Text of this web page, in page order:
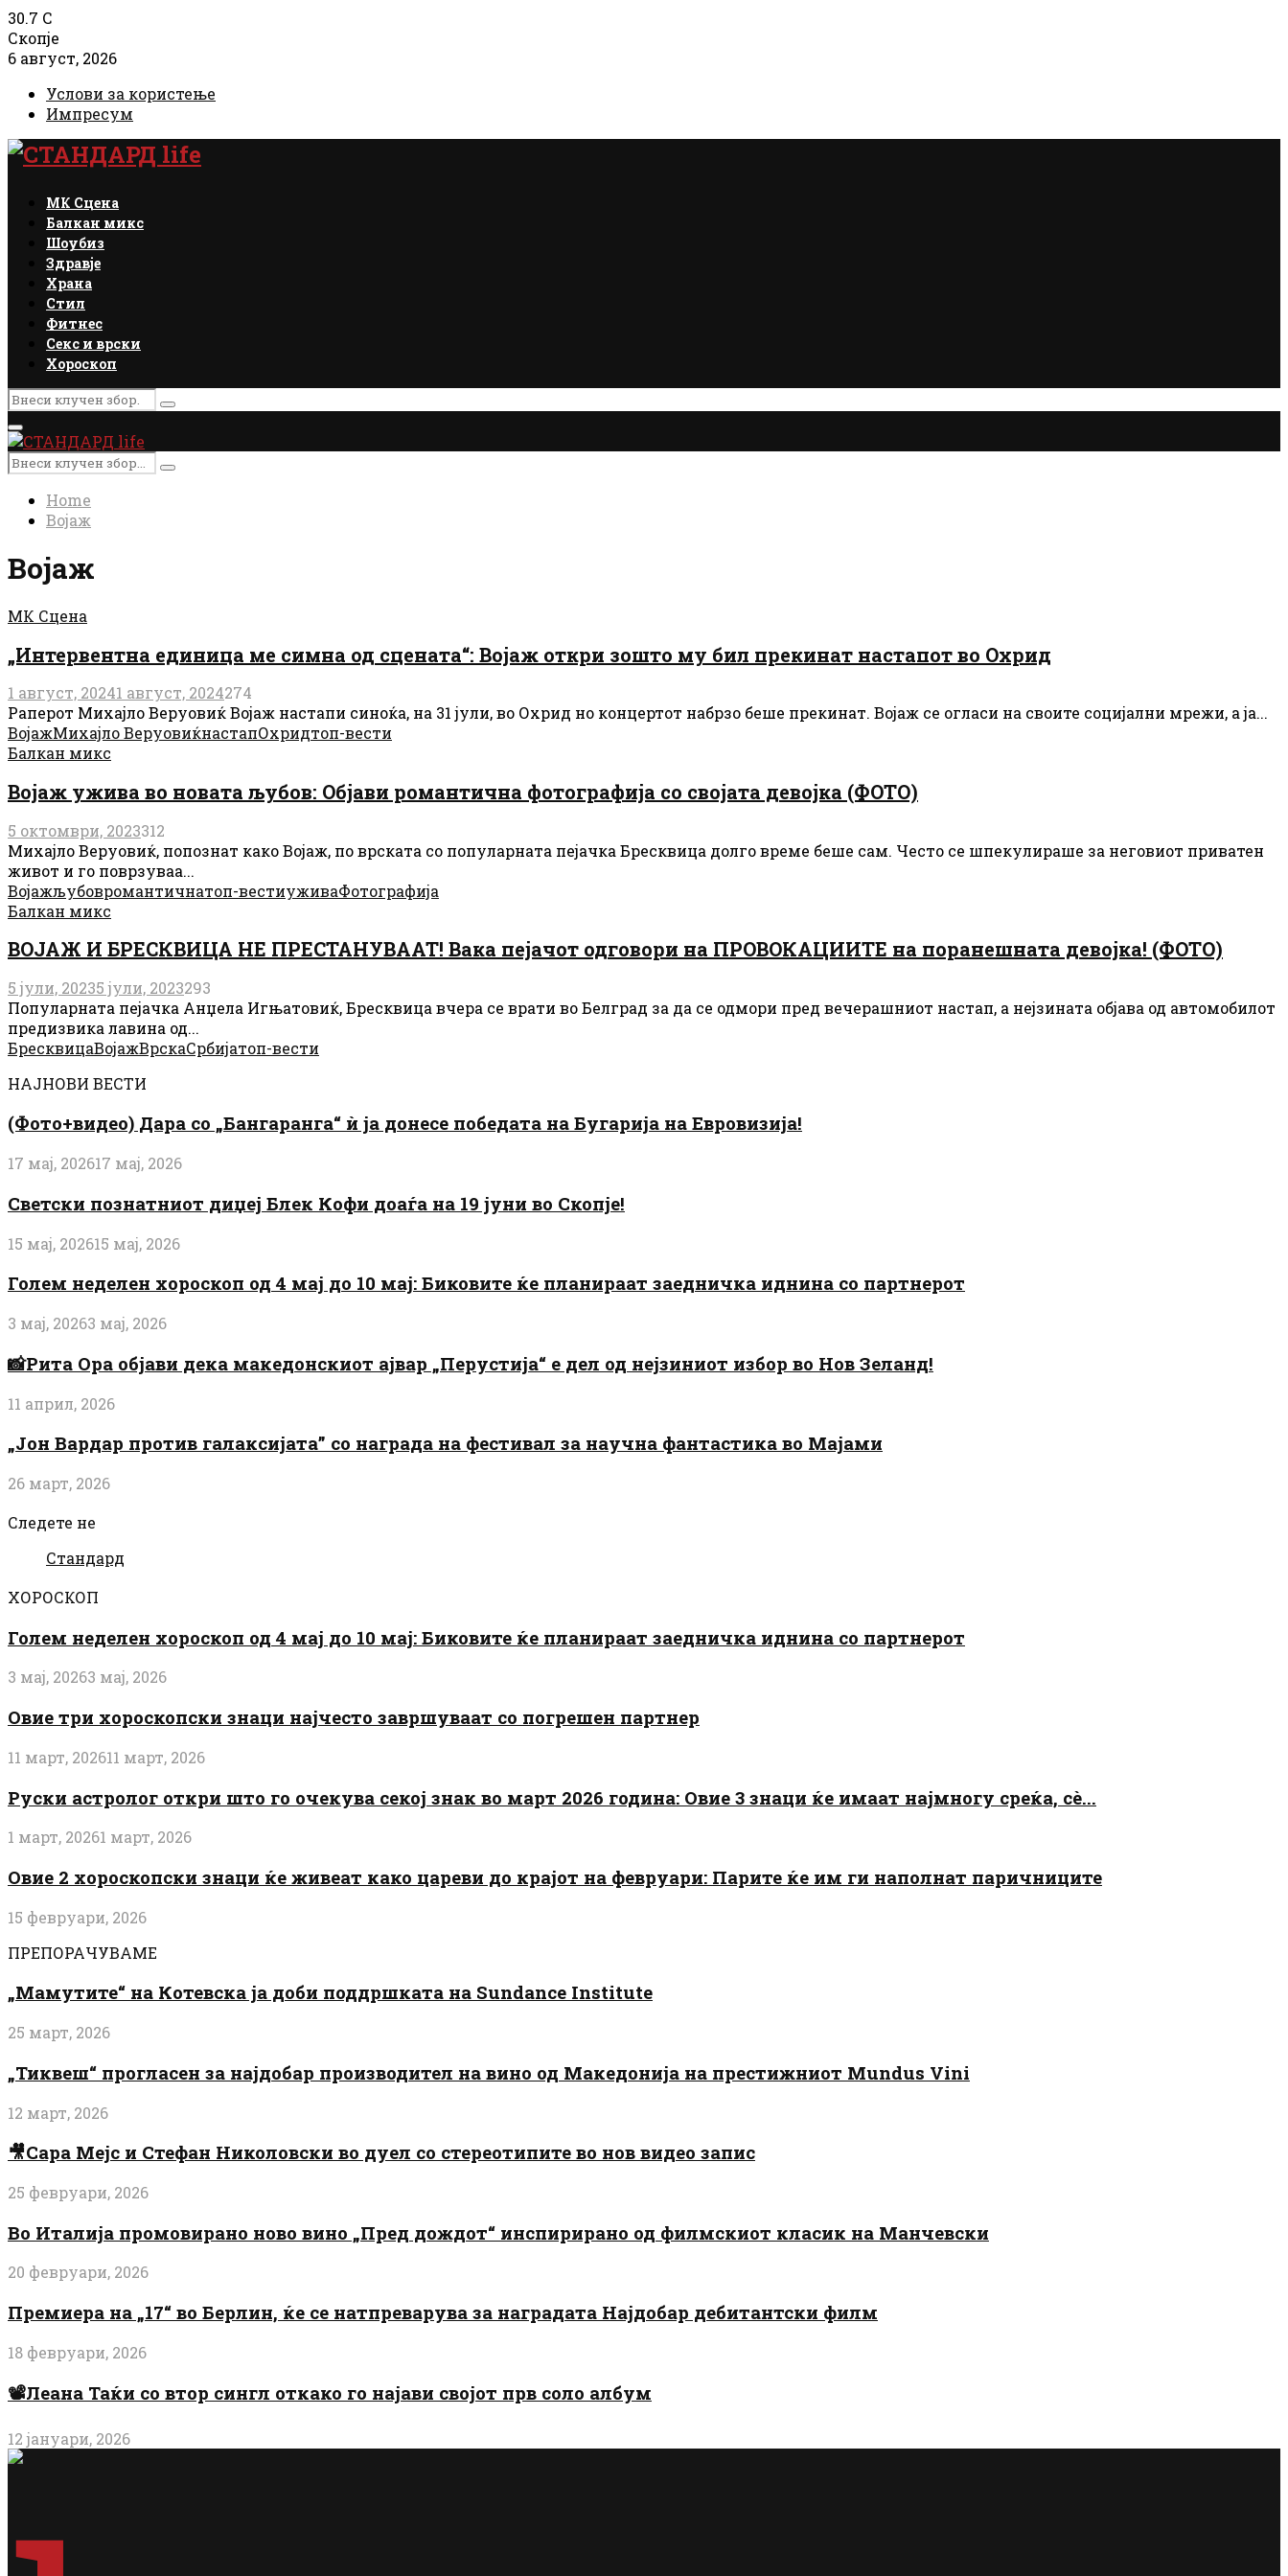
30.7 C
Скопје
6 август, 2026
Услови за користење
Импресум
Facebook
Instagram
Email
Rss
МК Сцена
Балкан микс
Шоубиз
Здравје
Храна
Стил
Фитнес
Секс и врски
Хороскоп
Search
for:
Search
Primary
Menu
Search
for:
Search
Home
Војаж
Војаж
МК Сцена
„Интервентна единица ме симна од сцената“: Војаж откри зошто му бил прекинат настапот во Охрид
1 август, 20241 август, 2024274
Раперот Михајло Веруовиќ Војаж настапи синоќа, на 31 јули, во Охрид но концертот набрзо беше прекинат. Војаж се огласи на своите социјални мрежи, а ја...
ВојажМихајло ВеруовиќнастапОхридтоп-вести
Балкан микс
Војаж ужива во новата љубов: Објави романтична фотографија со својата девојка (ФОТО)
5 октомври, 2023312
Михајло Веруовиќ, попознат како Војаж, по врската со популарната пејачка Бресквица долго време беше сам. Често се шпекулираше за неговиот приватен
живот и го поврзуваа...
Војажљубовромантичнатоп-вестиуживаФотографија
Балкан микс
ВОЈАЖ И БРЕСКВИЦА НЕ ПРЕСТАНУВААТ! Вака пејачот одговори на ПРОВОКАЦИИТЕ на поранешната девојка! (ФОТО)
5 јули, 20235 јули, 2023293
Популарната пејачка Анџела Игњатовиќ, Бресквица вчера се врати во Белград за да се одмори пред вечерашниот настап, а нејзината објава од автомобилот
предизвика лавина од...
БресквицаВојажВрскаСрбијатоп-вести
НАЈНОВИ ВЕСТИ
(Фото+видео) Дара со „Бангаранга“ ѝ ја донесе победата на Бугарија на Евровизија!
17 мај, 202617 мај, 2026
Светски познатниот диџеј Блек Кофи доаѓа на 19 јуни во Скопје!
15 мај, 202615 мај, 2026
Голем неделен хороскоп од 4 мај до 10 мај: Биковите ќе планираат заедничка иднина со партнерот
3 мај, 20263 мај, 2026
📸Рита Ора објави дека македонскиот ајвар „Перустија“ е дел од нејзиниот избор во Нов Зеланд!
11 април, 2026
„Јон Вардар против галаксијата” со награда на фестивал за научна фантастика во Мајами
26 март, 2026
Следете не
Стандард
ХОРОСКОП
Голем неделен хороскоп од 4 мај до 10 мај: Биковите ќе планираат заедничка иднина со партнерот
3 мај, 20263 мај, 2026
Овие три хороскопски знаци најчесто завршуваат со погрешен партнер
11 март, 202611 март, 2026
Руски астролог откри што го очекува секој знак во март 2026 година: Овие 3 знаци ќе имаат најмногу среќа, сè...
1 март, 20261 март, 2026
Овие 2 хороскопски знаци ќе живеат како цареви до крајот на февруари: Парите ќе им ги наполнат паричниците
15 февруари, 2026
ПРЕПОРАЧУВАМЕ
„Мамутите“ на Котевска ја доби поддршката на Sundance Institute
25 март, 2026
„Тиквеш“ прогласен за најдобар производител на вино од Македонија на престижниот Mundus Vini
12 март, 2026
🎥Сара Мејс и Стефан Николовски во дуел со стереотипите во нов видео запис
25 февруари, 2026
Во Италија промовирано ново вино „Пред дождот“ инспирирано од филмскиот класик на Манчевски
20 февруари, 2026
Премиера на „17“ во Берлин, ќе се натпреварува за наградата Најдобар дебитантски филм
18 февруари, 2026
📽️Леана Таќи со втор сингл откако го најави својот прв соло албум
12 јануари, 2026